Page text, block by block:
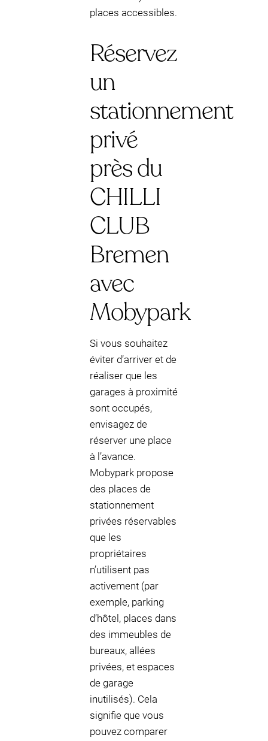
places accessibles.
Réservez
un
stationnement
privé
près du
CHILLI
CLUB
Bremen
avec
Mobypark
Si vous souhaitez
éviter d’arriver et de
réaliser que les
garages à proximité
sont occupés,
envisagez de
réserver une place
à l’avance.
Mobypark propose
des places de
stationnement
privées réservables
que les
propriétaires
n’utilisent pas
activement (par
exemple, parking
d’hôtel, places dans
des immeubles de
bureaux, allées
privées, et espaces
de garage
inutilisés). Cela
signifie que vous
pouvez comparer